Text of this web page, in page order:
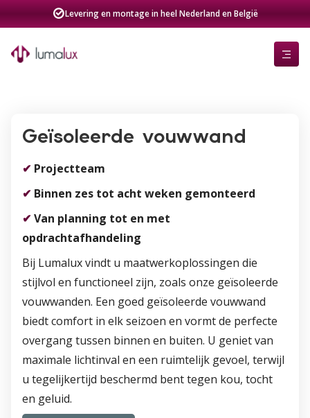
Levering en montage in heel Nederland en België
Geïsoleerde vouwwand
✔ Projectteam
✔ Binnen zes tot acht weken gemonteerd
✔ Van planning tot en met
opdrachtafhandeling
Bij Lumalux vindt u maatwerkoplossingen die
stijlvol en functioneel zijn, zoals onze geïsoleerde
vouwwanden. Een goed geïsoleerde vouwwand
biedt comfort in elk seizoen en vormt de perfecte
overgang tussen binnen en buiten. U geniet van
maximale lichtinval en een ruimtelijk gevoel, terwijl
u tegelijkertijd beschermd bent tegen kou, tocht
en geluid.